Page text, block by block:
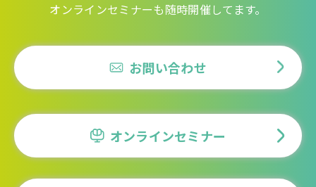
オンラインセミナーも随時開催してます。
お問い合わせ
オンラインセミナー